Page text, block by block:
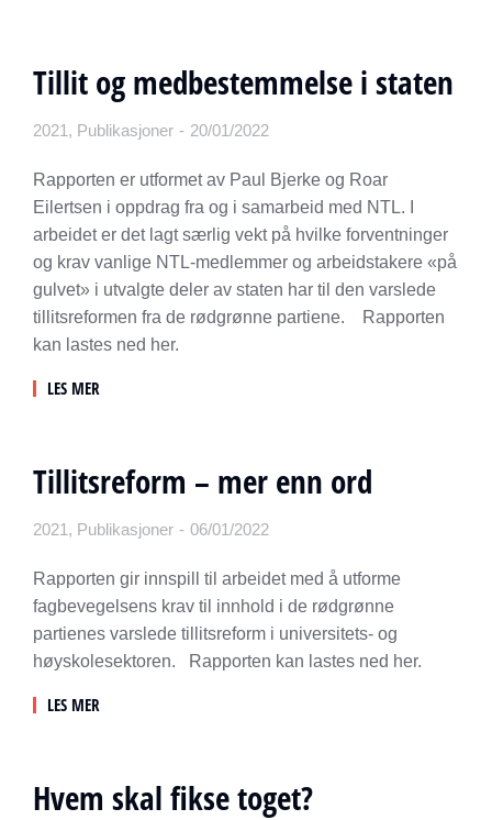
Tillit og medbestemmelse i staten
2021 , Publikasjoner 20/01/2022
Rapporten er utformet av Paul Bjerke og Roar
Eilertsen i oppdrag fra og i samarbeid med NTL. I
arbeidet er det lagt særlig vekt på hvilke forventninger
og krav vanlige NTL-medlemmer og arbeidstakere «på
gulvet» i utvalgte deler av staten har til den varslede
tillitsreformen fra de rødgrønne partiene. Rapporten
kan lastes ned her.
LES MER
Tillitsreform – mer enn ord
2021 , Publikasjoner 06/01/2022
Rapporten gir innspill til arbeidet med å utforme
fagbevegelsens krav til innhold i de rødgrønne
partienes varslede tillitsreform i universitets- og
høyskolesektoren. Rapporten kan lastes ned her.
LES MER
Hvem skal fikse toget?